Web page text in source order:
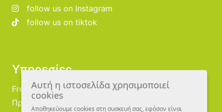
follow us on Instagram
follow us on tiktok
Υπηρεσίες
Free Publishing
Προμηθευτές
Αυτή η ιστοσελίδα χρησιμοποιεί
cookies
Αποθηκεύουμε cookies στη συσκευή σας, εφόσον είναι